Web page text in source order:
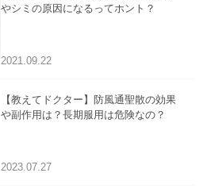
やシミの原因になるってホント？
2021.09.22
【教えてドクター】防風通聖散の効果
や副作用は？長期服用は危険なの？
2023.07.27